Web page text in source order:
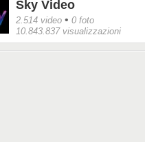
Sky Video
2.514 video • 0 foto
10.843.837 visualizzazioni